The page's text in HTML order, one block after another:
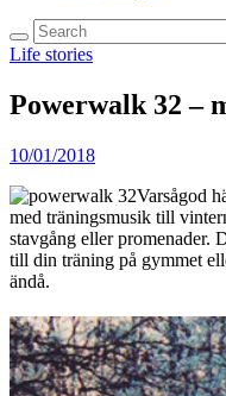
Life stories
Powerwalk 32 –
10/01/2018
Varsågod
med träningsmusik till
stavgång eller promenader.
till din träning på gymmet
ändå.